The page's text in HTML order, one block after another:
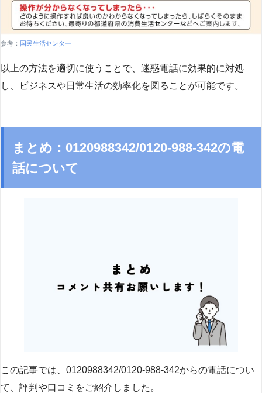
参考： 国民生活センター
以上の方法を適切に使うことで、迷惑電話に効果的に対処
し、ビジネスや日常生活の効率化を図ることが可能です。
まとめ：0120988342/0120-988-342の電
話について
この記事では、0120988342/0120-988-342からの電話につい
て、評判や口コミをご紹介しました。